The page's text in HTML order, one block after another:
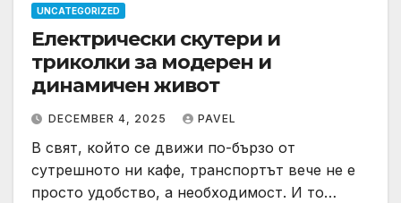
UNCATEGORIZED
Електрически скутери и
триколки за модерен и
динамичен живот
DECEMBER 4, 2025 PAVEL
В свят, който се движи по-бързо от
сутрешното ни кафе, транспортът вече не е
просто удобство, а необходимост. И то…